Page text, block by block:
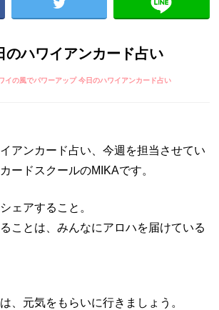
のハワイアンカード占い
イの風でパワーアップ 今日のハワイアンカード占い
アンカード占い、今週を担当させてい
ードスクールのMIKAです。
ェアすること。
ことは、みんなにアロハを届けている
、元気をもらいに行きましょう。